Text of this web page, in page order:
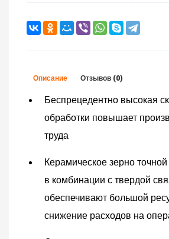
Описание Отзывов (0)
Беспрецедентно высокая
обработки повышает
труда
Керамическое зерно
в комбинации с твердой
обеспечивают большой
снижение расходов на